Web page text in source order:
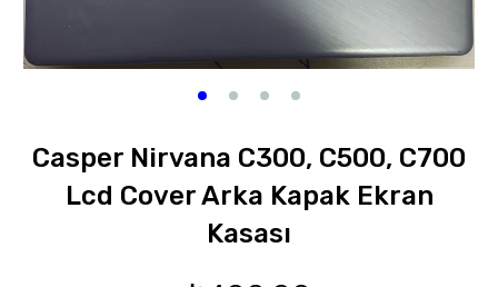
Casper Nirvana C300, C500, C700
Lcd Cover Arka Kapak Ekran
Kasası